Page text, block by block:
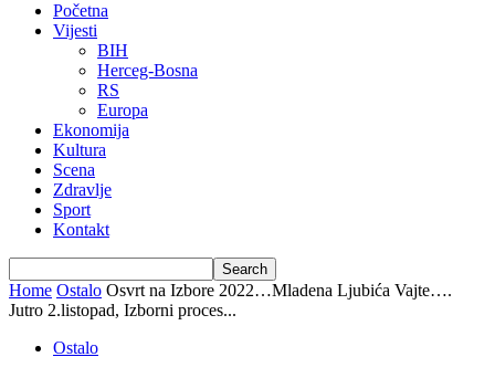
Početna
Vijesti
BIH
Herceg-Bosna
RS
Europa
Ekonomija
Kultura
Scena
Zdravlje
Sport
Kontakt
Home Ostalo Osvrt na Izbore 2022…Mladena Ljubića Vajte….
Jutro 2.listopad, Izborni proces...
Ostalo